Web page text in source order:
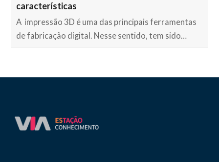
características
A impressão 3D é uma das principais ferramentas
de fabricação digital. Nesse sentido, tem sido…